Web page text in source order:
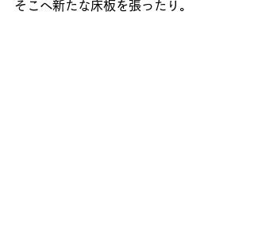
そこへ新たな床板を張ったり。